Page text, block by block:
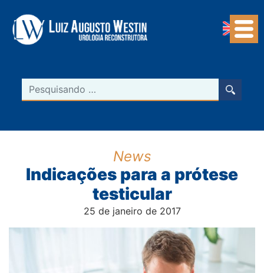
Pesquisar
News
Indicações para a prótese
testicular
25 de janeiro de 2017